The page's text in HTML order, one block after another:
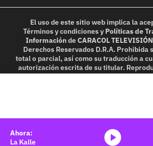
El uso de este sitio web implica la
Términos y condicionesy Políticas de
InformacióndeCARACOL
Derechos Reservados D.R.A. Prohibida
total o parcial, así como su traducción a
autorización escrita de su titular.
in part, or translation without written
La Kalle